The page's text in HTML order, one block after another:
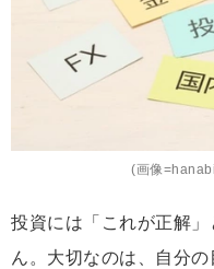
(画像
投資には「これが正解
ん。大切なのは、自分